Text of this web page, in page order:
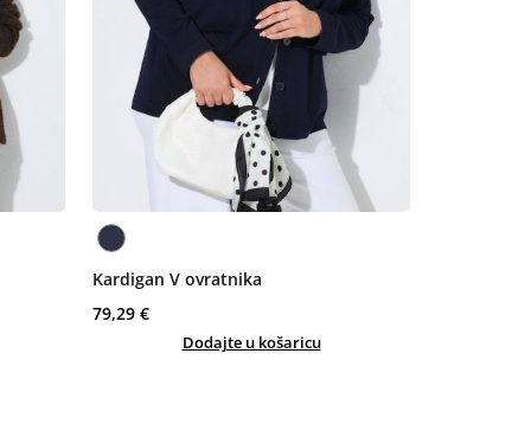
Kardigan V ovratnika
79,29 €
Dodajte u košaricu